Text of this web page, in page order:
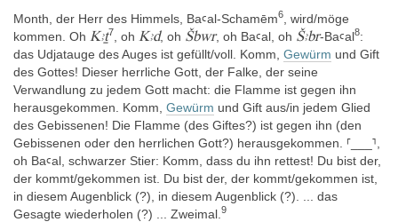
Rücken hin umgedreht bzw. ihnen drohe die Vernichtung. Er sagt,
dass eine Vierergruppe von Göttern Osiris und den Reisenden
beschützt, denn sie haben Maul, Schlund, Zunge und Augen der
Wasserbewohner unwirksam gemacht. Der Zauberer identifiziert
sich anschließend mit Chnum und befiehlt dem Angreifer
zurückzuweichen, sonst werde er zerstückelt. Zwei mythologische
Passagen mit einem lauten Schrei in Heliopolis, in der ein Kater
und der Abdu-Fisch eine Rolle spielen, und mit einem zweiten
lauten Schrei in Nedit, wo Osiris ermordet wurde, werden
eingeflochten, weil Re deshalb sehr wütend geworden sei und die
Zerstückelung des Rebellen auf dem Wasser befohlen habe.
Month, der Herr des Himmels, Baꜥal-Schamēm6
, wird/möge
kommen. Oh Kꜣṯ7 , oh Kꜣd, oh Šbwr, oh Baꜥal, oh Šꜣbr-Baꜥal8:
das Udjatauge des Auges ist gefüllt/voll. Komm, Gewürm und Gift
des Gottes! Dieser herrliche Gott, der Falke, der seine
Verwandlung zu jedem Gott macht: die Flamme ist gegen ihn
herausgekommen. Komm, Gewürm und Gift aus/in jedem Glied
des Gebissenen! Die Flamme (des Giftes?) ist gegen ihn (den
Gebissenen oder den herrlichen Gott?) herausgekommen. ⸢___⸣,
oh Baꜥal, schwarzer Stier: Komm, dass du ihn rettest! Du bist der,
der kommt/gekommen ist. Du bist der, der kommt/gekommen ist,
in diesem Augenblick (?), in diesem Augenblick (?). ... das
Gesagte wiederholen (?) ... Zweimal. 9